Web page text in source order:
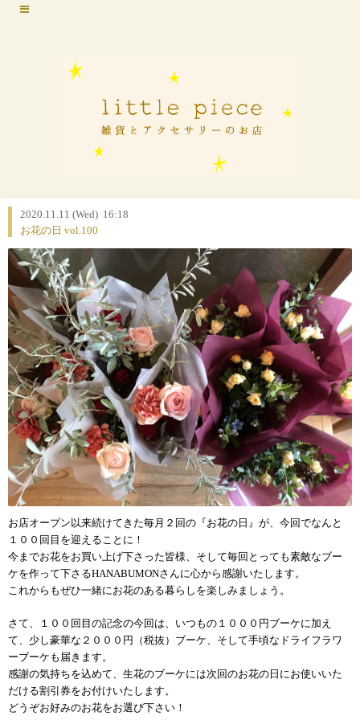
2020.11.11 (Wed) 16:18
お花の日 vol.100
お店オープン以来続けてきた毎月２回の『お花の日』が、今回でなんと
１００回目を迎えることに！
今までお花をお買い上げ下さった皆様、そして毎回とっても素敵なブー
ケを作って下さるHANABUMONさんに心から感謝いたします。
これからもぜひ一緒にお花のある暮らしを楽しみましょう。
さて、１００回目の記念の今回は、いつもの１０００円ブーケに加え
て、少し豪華な２０００円（税抜）ブーケ、そして手頃なドライフラワ
ーブーケも届きます。
感謝の気持ちを込めて、生花のブーケには次回のお花の日にお使いいた
だける割引券をお付けいたします。
どうぞお好みのお花をお選び下さい！